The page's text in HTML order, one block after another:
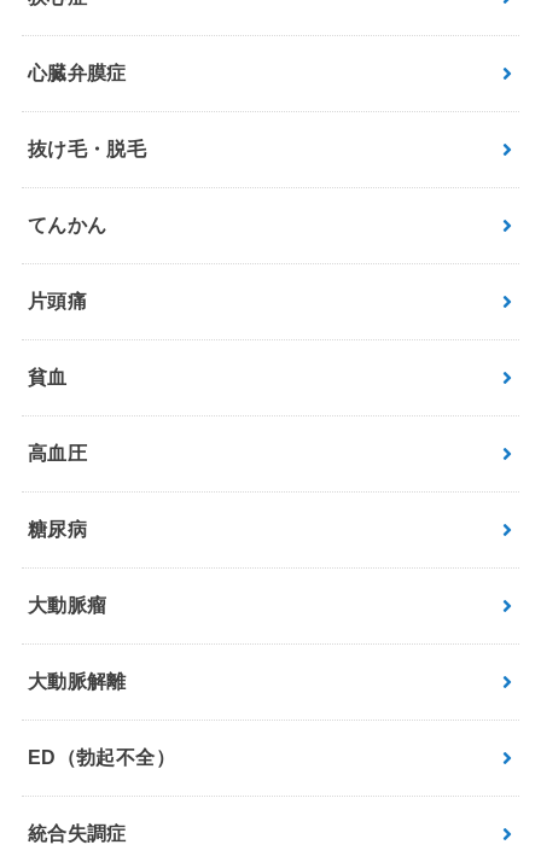
心臓弁膜症
抜け毛・脱毛
てんかん
片頭痛
貧血
高血圧
糖尿病
大動脈瘤
大動脈解離
ED（勃起不全）
統合失調症